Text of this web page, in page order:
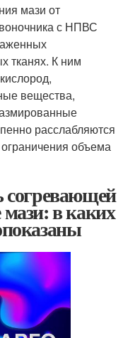
мази от
с НПВС
тканях. К ним
вещества,
расслабляются
объема
согревающей
в каких